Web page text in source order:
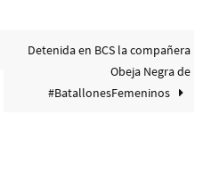
Detenida en BCS la compañera
Obeja Negra de
#BatallonesFemeninos